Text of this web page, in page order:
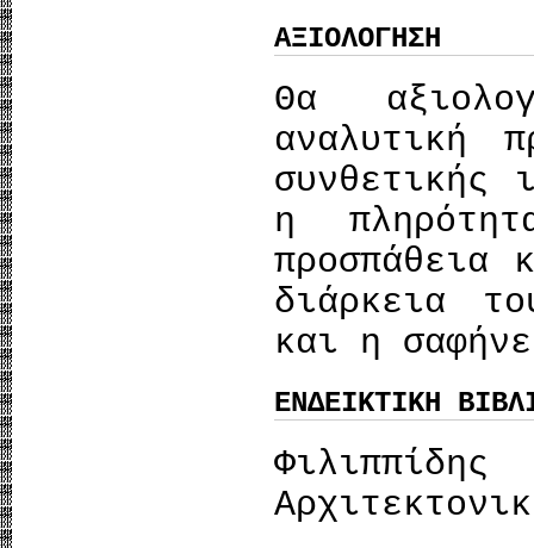
ΑΞΙΟΛΟΓΗΣΗ
Θα
αναλυτική
συνθετικής
η
προσπάθεια
διάρκεια
και η
ΕΝΔΕΙΚΤΙΚΗ